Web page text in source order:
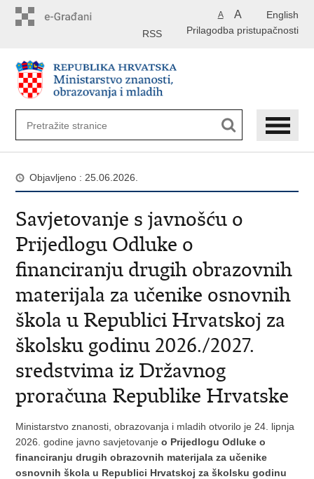
English
A A
Prilagodba pristupačnosti
RSS
Objavljeno : 25.06.2026.
Savjetovanje s javnošću o
Prijedlogu Odluke o
financiranju drugih obrazovnih
materijala za učenike osnovnih
škola u Republici Hrvatskoj za
školsku godinu 2026./2027.
sredstvima iz Državnog
proračuna Republike Hrvatske
Ministarstvo znanosti, obrazovanja i mladih otvorilo je 24. lipnja
2026. godine javno savjetovanjeo Prijedlogu Odluke o
financiranju drugih obrazovnih materijala za učenike
osnovnih škola u Republici Hrvatskoj za školsku godinu